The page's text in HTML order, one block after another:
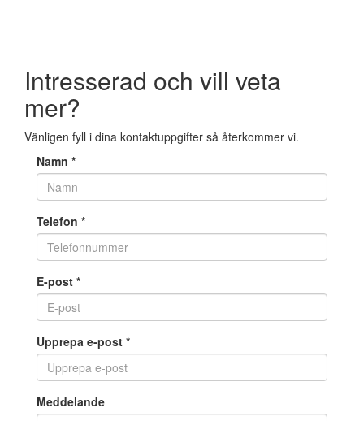
Intresserad och vill veta
mer?
Vänligen fyll i dina kontaktuppgifter så återkommer vi.
Namn *
Telefon *
E-post *
Upprepa e-post *
Meddelande